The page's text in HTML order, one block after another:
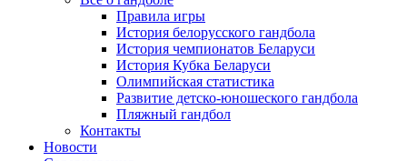
Правила игры
История белорусского гандбола
История чемпионатов Беларуси
История Кубка Беларуси
Олимпийская статистика
Развитие детско-юношеского гандбола
Пляжный гандбол
Контакты
Новости